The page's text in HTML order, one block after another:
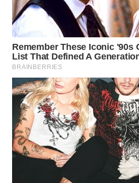
MADURA
WN
SURABAYA
WN
NATUNA
WN
BINTAN
WN
MANDALIKA